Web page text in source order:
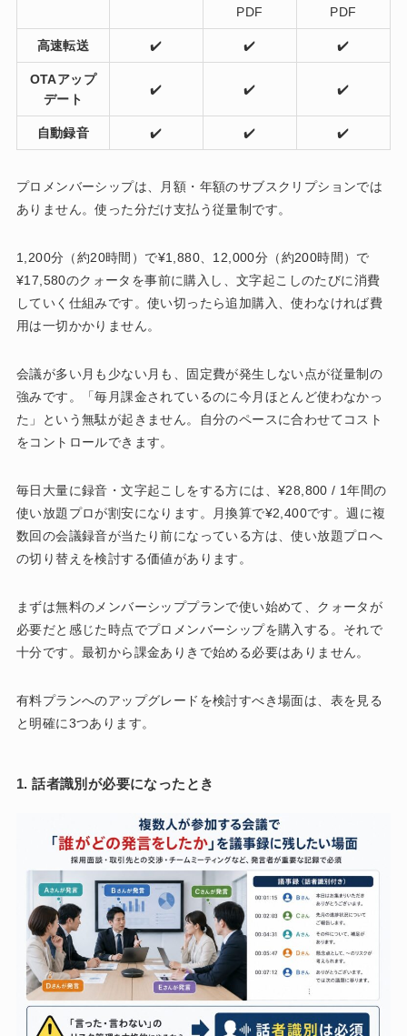
PDF
PDF
高速転送 ✔️ ✔️ ✔️
OTAアップ
デート
✔️ ✔️ ✔️
自動録音 ✔️ ✔️ ✔️
プロメンバーシップは、月額・年額のサブスクリプションでは
ありません。使った分だけ支払う従量制です。
1,200分（約20時間）で¥1,880、12,000分（約200時間）で
¥17,580のクォータを事前に購入し、文字起こしのたびに消費
していく仕組みです。使い切ったら追加購入、使わなければ費
用は一切かかりません。
会議が多い月も少ない月も、固定費が発生しない点が従量制の
強みです。「毎月課金されているのに今月ほとんど使わなかっ
た」という無駄が起きません。自分のペースに合わせてコスト
をコントロールできます。
毎日大量に録音・文字起こしをする方には、¥28,800 / 1年間の
使い放題プロが割安になります。月換算で¥2,400です。週に複
数回の会議録音が当たり前になっている方は、使い放題プロへ
の切り替えを検討する価値があります。
まずは無料のメンバーシッププランで使い始めて、クォータが
必要だと感じた時点でプロメンバーシップを購入する。それで
十分です。最初から課金ありきで始める必要はありません。
有料プランへのアップグレードを検討すべき場面は、表を見る
と明確に3つあります。
1. 話者識別が必要になったとき